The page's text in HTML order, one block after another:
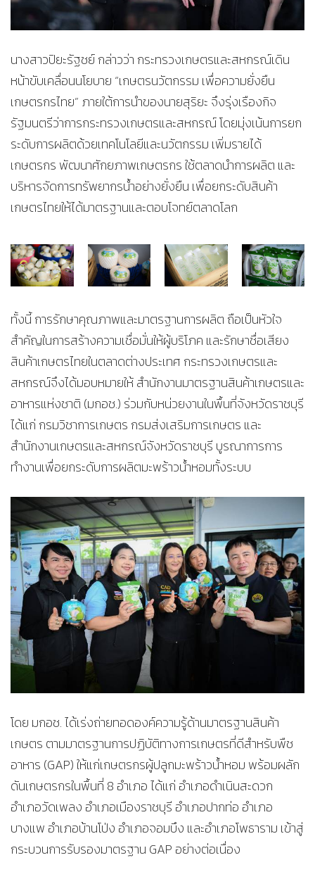
นางสาวปิยะรัฐชย์ กล่าวว่า กระทรวงเกษตรและสหกรณ์เดิน
หน้าขับเคลื่อนนโยบาย “เกษตรนวัตกรรม เพื่อความยั่งยืน
เกษตรกรไทย” ภายใต้การนำของนายสุริยะ จึงรุ่งเรืองกิจ
รัฐมนตรีว่าการกระทรวงเกษตรและสหกรณ์ โดยมุ่งเน้นการยก
ระดับการผลิตด้วยเทคโนโลยีและนวัตกรรม เพิ่มรายได้
เกษตรกร พัฒนาศักยภาพเกษตรกร ใช้ตลาดนำการผลิต และ
บริหารจัดการทรัพยากรน้ำอย่างยั่งยืน เพื่อยกระดับสินค้า
เกษตรไทยให้ได้มาตรฐานและตอบโจทย์ตลาดโลก
ทั้งนี้ การรักษาคุณภาพและมาตรฐานการผลิต ถือเป็นหัวใจ
สำคัญในการสร้างความเชื่อมั่นให้ผู้บริโภค และรักษาชื่อเสียง
สินค้าเกษตรไทยในตลาดต่างประเทศ กระทรวงเกษตรและ
สหกรณ์จึงได้มอบหมายให้ สำนักงานมาตรฐานสินค้าเกษตรและ
อาหารแห่งชาติ (มกอช.) ร่วมกับหน่วยงานในพื้นที่จังหวัดราชบุรี
ได้แก่ กรมวิชาการเกษตร กรมส่งเสริมการเกษตร และ
สำนักงานเกษตรและสหกรณ์จังหวัดราชบุรี บูรณาการการ
ทำงานเพื่อยกระดับการผลิตมะพร้าวน้ำหอมทั้งระบบ
โดย มกอช. ได้เร่งถ่ายทอดองค์ความรู้ด้านมาตรฐานสินค้า
เกษตร ตามมาตรฐานการปฏิบัติทางการเกษตรที่ดีสำหรับพืช
อาหาร (GAP) ให้แก่เกษตรกรผู้ปลูกมะพร้าวน้ำหอม พร้อมผลัก
ดันเกษตรกรในพื้นที่ 8 อำเภอ ได้แก่ อำเภอดำเนินสะดวก
อำเภอวัดเพลง อำเภอเมืองราชบุรี อำเภอปากท่อ อำเภอ
บางแพ อำเภอบ้านโป่ง อำเภอจอมบึง และอำเภอโพธาราม เข้าสู่
กระบวนการรับรองมาตรฐาน GAP อย่างต่อเนื่อง